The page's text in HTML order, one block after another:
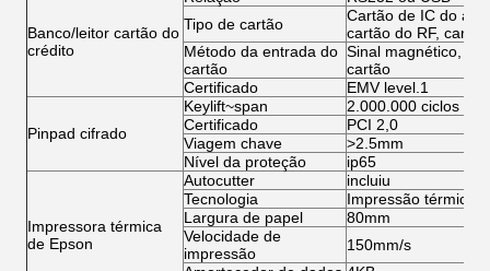
Banco/leitor cartão do
crédito
Tipo de cartão
Cartão de IC do
cartão do RF,
Método da entrada do
cartão
Sinal magnético,
cartão
Certificado
EMV level.1
Pinpad cifrado
Keylift~span
2.000.000 ciclos
Certificado
PCI 2,0
Viagem chave
>2.5mm
Nível da proteção
ip65
Impressora térmica
de Epson
Autocutter
incluiu
Tecnologia
Impressão térmica
Largura de papel
80mm
Velocidade de
impressão
150mm/s